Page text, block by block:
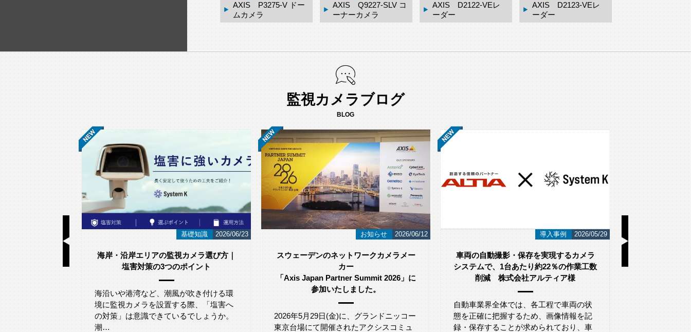
AXIS M1075-L Mk II
AXIS P3275-V ドー
ムカメラ
AXIS Q9227-SLV コ
ーナーカメラ
AXIS D2122-VEレ
ーダー
AXIS D2123-VEレ
ーダー
AXIS TQ3819-
ェザーシールド
監視カメラブログ
BLOG
基礎知識 2026/06/23
メラ選び方｜
イント
吹き付ける環
際、「塩害へ
でしょうか。
お知らせ 2026/06/12
スウェーデンのネットワークカメラメー
カー
「Axis Japan Partner Summit 2026」に
参加いたしました。
2026年5月29日(金)に、グランドニッコー
東京台場にて開催されたアクシスコミュ
導入事例 2026/05/29
車両の自動撮影・保存を実現するカメラ
システムで、1台あたり約22％の作業工数
削減 株式会社アルティア様
自動車業界全体では、各工程で車両の状
態を正確に把握するため、画像情報を記
録・保存することが求められており、車
i-PRO 2026/05/19
i-PROとは
こんにちは！ ネットワーク監視カメラと
AI画像認識システムのシステム・ケイで
す。 今回は監視カメラや映像解析シス…
LAN
こんにちは！
AI画像認識シス
す。 今回は、